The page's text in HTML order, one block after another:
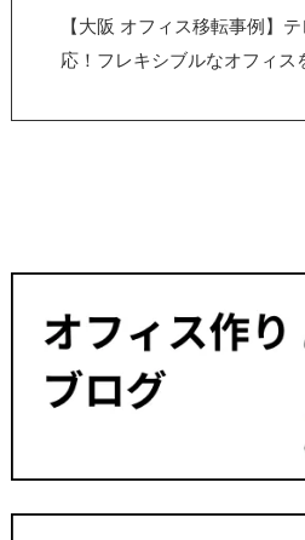
【大阪 オフィス移転事例】
応！フレキシブルなオフィス